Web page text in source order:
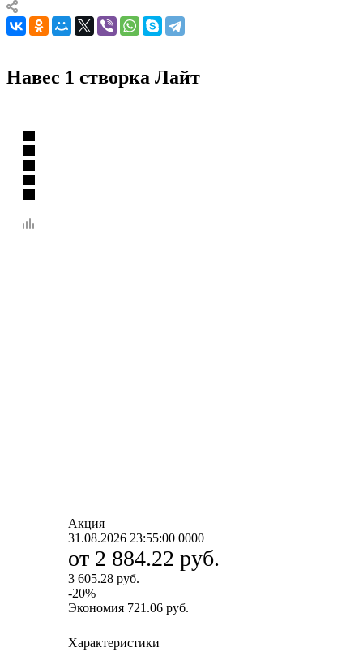
Навес 1 створка Лайт
Акция
31.08.2026 23:55:00 0000
от 2 884.22 руб.
3 605.28 руб.
-20%
Экономия 721.06 руб.
Характеристики